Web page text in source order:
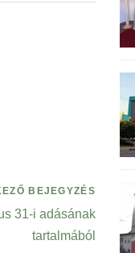
BEJEGYZÉS
31-i adásának
tartalmából